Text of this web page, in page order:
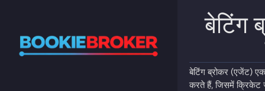
बेटिंग
बेटिंग ब्रोकर (एजेंट)
करते हैं, जिसमें क्रिकेट